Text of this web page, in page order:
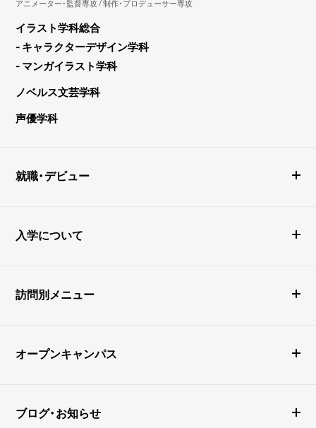
アニメーター・監督専攻 / 制作・プロデューサー専攻
イラスト学科総合
- キャラクターデザイン学科
- マンガイラスト学科
ノベルス文芸学科
声優学科
就職・デビュー
入学について
訪問別メニュー
オープンキャンパス
ブログ・お知らせ